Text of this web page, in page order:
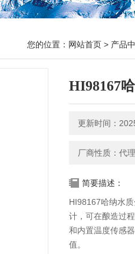
您的位置： 网站首页 > 产品
HI98167
更新时间：
厂商性质：代
简要描述：
HI98167哈纳水
计，可在酿造过
和内置温度传感
值。